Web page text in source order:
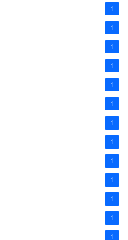
1
1
1
1
1
1
1
1
1
1
1
1
1